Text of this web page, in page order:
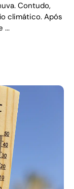
Contudo,
climático. Após
...